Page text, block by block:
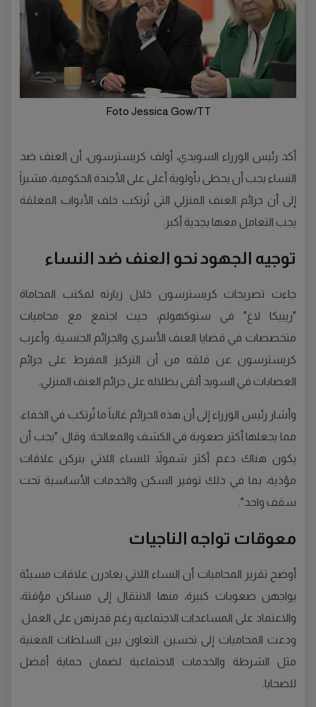
Foto Jessica Gow/TT
أكد رئيس الوزراء السويدي، أولف كريسترسون، أن العنف ضد
النساء يجب أن يحظى بأولوية أعلى على الأجندة الحكومية، مشيراً
إلى أن جرائم العنف المنزلي التي تُرتكب خلف الأبواب المغلقة
يجب التعامل معها بجدية أكبر.
توجيه الجهود نحو العنف ضد النساء
جاءت تصريحات كريسترسون خلال زيارته لمكتب المحاماة
"ريبيكا لاغ" في ستوكهولم، حيث اجتمع مع محاميات
متخصصات في قضايا العنف الأسري والجرائم الجنسية. وأعرب
كريسترسون عن قلقه من أن التركيز المفرط على جرائم
العصابات في السويد ألقى بظلاله على جرائم العنف المنزلي.
وأشار رئيس الوزراء إلى أن هذه الجرائم غالباً ما تُرتكب في الخفاء،
مما يجعلها أكثر صعوبة في الكشف والمعالجة. وقال: "يجب أن
يكون هناك دعم أكثر شمولاً للنساء اللاتي يتركن علاقات
مؤذية، بما في ذلك توفير السكن والخدمات الأساسية تحت
سقف واحد".
معوقات تواجه الناجيات
أوضح تقرير المحاميات أن النساء اللاتي يغادرن علاقات مسيئة
يواجهن صعوبات كبيرة، منها الانتقال إلى مساكن مؤقتة،
والاعتماد على المساعدات الاجتماعية رغم قدرتهن على العمل.
ودعت المحاميات إلى تحسين التعاون بين السلطات المعنية
مثل الشرطة والخدمات الاجتماعية لضمان حماية أفضل
للضحايا.